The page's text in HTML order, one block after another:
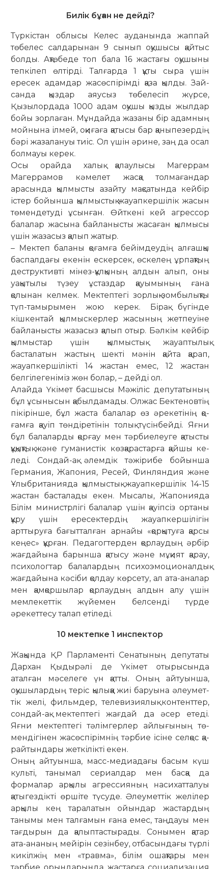
Билік бұған не дейді?
Түркістан облысы Келес ауданында жаппай
төбелес салдарынан 9 сынып оқушысы қайтыс
болды. Ақтөбеде топ бала 16 жастағы оқушыны
тепкілеп өл­тірді. Талғарда 1 құты сыра үшін
ересек адамдар жасөспірімді қаза қылды. Зай­
санда қыздар аяусыз төбелесіп жүрсе,
Қызылордада 1000 адам оқушы қызды жылдар
бойы зорлаған. Мұндайда жа­заны бір адамның
мойнына ілмей, оқи­ғаға қатысы бар қаныпезердің
бәрі жа­залануы тиіс. Ол үшін әрине, заң да осал
болмауы керек.
Осы орайда халық қалаулысы Ма­геррам
Магеррамов кәмелет жасқа тол­мағандар
арасында қылмысты азайту мақсатында кейбір
істер бойынша қыл­мыстық жауапкершілік жасын
төмен­детуді ұсынған. Өйткені кей агрессор
балалар жасына байланысты жасаған қылмысы
үшін жазасыз қалып жатыр.
– Мектеп баланы қоғамға бейім­­деу­дің алғашқы
баспалдағы еке­нін ес­­керсек, өскелең ұрпақтың
дест­рук­тив­ті мінез-құлқының алдын алып, оны
уа­қы­тылы түзеу ұстаздар қауымының ғана
қолынан келмек. Мектептегі зор­лық-зомбылықты
түп-тамырымен жою керек. Бірақ бүгінде
кішкентай қыл­мыс­­керлер жасының жетпеуіне
байла­нысты жазасыз қалып отыр. Бәлкім кейбір
қылмыстар үшін қыл­мыстық жауаптылық
басталатын жастың шекті мәнін қайта қарап,
жауап­­­кер­шілікті 14 жастан емес, 12 жас­­тан
белгілегеніміз жөн болар, – дейді ол.
Алайда Үкімет басшысы Мәжіліс де­путатының
бұл ұсынысын қабылда­ма­ды. Олжас Бектеновтің
пікірінше, бұл жаста балалар өз әрекетінің қо­
ғамға қауіп төндіретінін толық түсінбейді. Яғни
бұл балаларды қорғау мен тәр­бие­­леуге қатысты
құқықтық және гума­нистік көзқарастарға қайшы ке­
леді. Сондай-ақ әлемдік тәжірибе бойын­ша
Германия, Жапония, Ресей, Финляндия және
Ұлыбританияда қылмыс­тық жауап­кершілік 14-15
жастан бас­талады екен. Мысалы, Жапонияда
Бі­лім министрлігі балалар үшін қауіп­сіз ортаны
құру үшін ересектердің жауапкершілігін
арттыруға бағытталған ар­найы «қорқытуға қарсы
кеңес» құрған. Педагогтерден қорлаудың әр­бір
жағдайына барынша қатысу және мұ­қият қарау,
психологтар балалардың пси­хоэмоционалдық
жағдайына кәсіби қолдау көрсету, ал ата-аналар
мен қам­қоршылар қорлаудың алдын алу үшін
мемлекеттік жүйемен белсенді түрде
әрекеттесу талап етіледі.
10 мектепке 1 инспектор
Жақында ҚР Парламенті Сенатының депутаты
Дархан Қыдырәлі де Үкімет отырысында
аталған мәселеге үн қатты. Оның айтуынша,
оқушылардың теріс қылыққа жиі ба­руына әлеу­мет­
тік желі, фильмдер, теле­ви­зия­лық кон­тенттер,
сондай-ақ мек­теп­тегі жағ­дай да әсер етеді.
Яғни мек­тептегі тәлім­герлер айлығының тө­
мендігінен жасөс­пірімнің тәрбие ісіне сел­қос қа­
рай­тындары жет­кілікті екен.
Оның айтуынша, масс-медиадағы басым күш
культі, танымал сериалдар мен басқа да
формалар арқылы агрес­сияның насихатталуы
қатыгездікті өр­­шіте түсуде. Әлеуметтік желілер
ар­­қылы кең таралатын ойындар жастар­дың
танымы мен талғамын ғана емес, таң­дауы мен
тағдырын да қа­лып­тастырады. Сонымен қатар
ата-ананың мейірін сезінбеу, отбасындағы түрлі
ки­кілжің мен «травма», білім ошақтары мен
тәрбие орын­дарында жастарға социа­лизация